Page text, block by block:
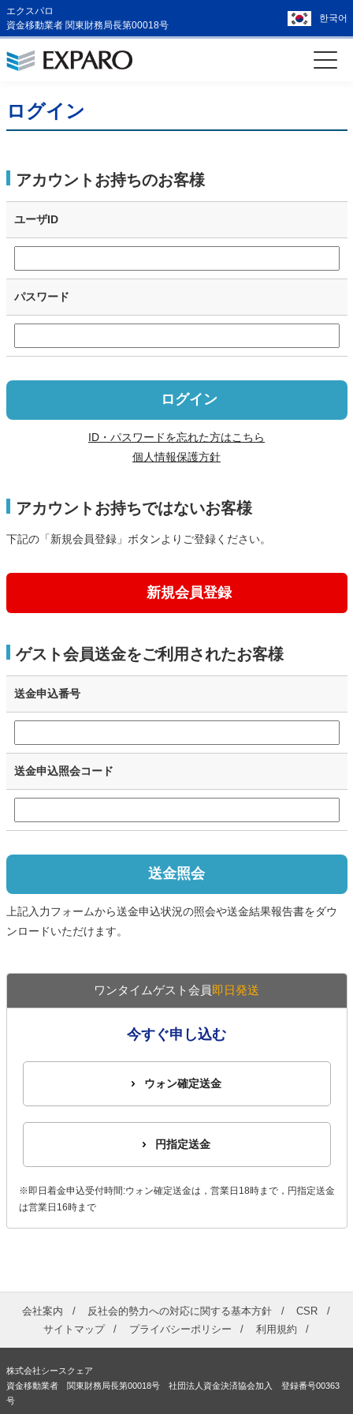
エクスパロ
資金移動業者 関東財務局長第00018号
한국어
ログイン
アカウントお持ちのお客様
ユーザID
パスワード
ログイン
ID・パスワードを忘れた方はこちら
個人情報保護方針
アカウントお持ちではないお客様
下記の「新規会員登録」ボタンよりご登録ください。
新規会員登録
ゲスト会員送金をご利用されたお客様
送金申込番号
送金申込照会コード
送金照会
上記入力フォームから送金申込状況の照会や送金結果報告書をダウ
ンロードいただけます。
ワンタイムゲスト会員即日発送
今すぐ申し込む
ウォン確定送金
円指定送金
※即日着金申込受付時間:ウォン確定送金は，営業日18時まで，円指定送金
は営業日16時まで
会社案内 反社会的勢力への対応に関する基本方針
CSR
サイトマップ
プライバシーポリシー 利用規約
株式会社シースクェア
資金移動業者 関東財務局長第00018号 社団法人資金決済協会加入 登録番号00363
号